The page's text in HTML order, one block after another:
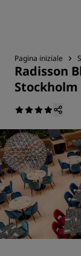
Pagina iniziale
Radisson
Stockholm